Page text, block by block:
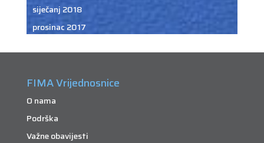
siječanj 2018
prosinac 2017
FIMA Vrijednosnice
O nama
Podrška
Važne obavijesti